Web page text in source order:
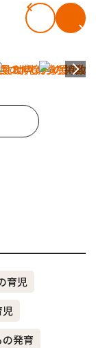
育児
児
発育